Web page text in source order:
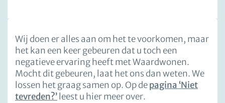
Wij doen er alles aan om het te voorkomen, maar
het kan een keer gebeuren dat u toch een
negatieve ervaring heeft met Waardwonen.
Mocht dit gebeuren, laat het ons dan weten. We
lossen het graag samen op. Op depagina ‘Niet
tevreden?’ leest u hier meer over.